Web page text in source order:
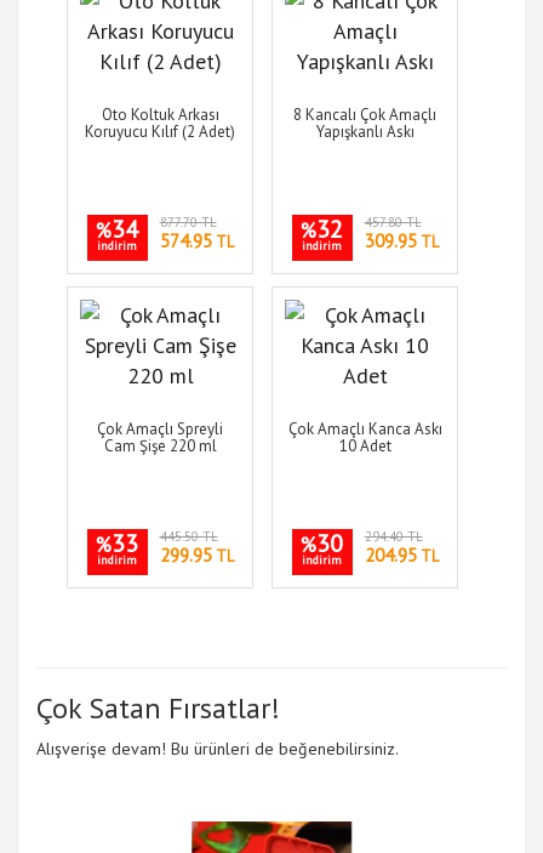
Oto Koltuk Arkası
Koruyucu Kılıf (2 Adet)
%34
indirim
877.70 TL
574.95TL
8 Kancalı Çok Amaçlı
Yapışkanlı Askı
%32
indirim
457.80 TL
309.95TL
Çok Amaçlı Spreyli
Cam Şişe 220 ml
%33
indirim
445.50 TL
299.95TL
Çok Amaçlı Kanca Askı
10 Adet
%30
indirim
294.40 TL
204.95TL
Çok Satan Fırsatlar!
Alışverişe devam! Bu ürünleri de beğenebilirsiniz.